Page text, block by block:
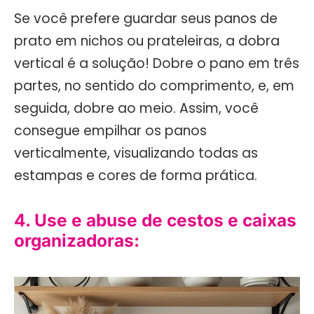
Se você prefere guardar seus panos de
prato em nichos ou prateleiras, a dobra
vertical é a solução! Dobre o pano em três
partes, no sentido do comprimento, e, em
seguida, dobre ao meio. Assim, você
consegue empilhar os panos
verticalmente, visualizando todas as
estampas e cores de forma prática.
4. Use e abuse de cestos e caixas
organizadoras: